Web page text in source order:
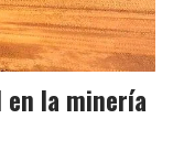
en la minería